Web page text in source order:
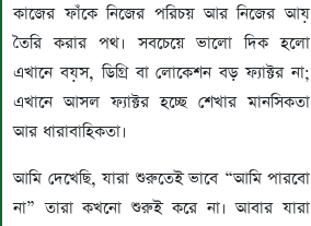
কাজের ফাঁকে নিজের পরিচয় আর নিজের আয়
তৈরি করার পথ। সবচেয়ে ভালো দিক হলো
এখানে বয়স, ডিগ্রি বা লোকেশন বড় ফ্যাক্টর না;
এখানে আসল ফ্যাক্টর হচ্ছে শেখার মানসিকতা
আর ধারাবাহিকতা।
আমি দেখেছি, যারা শুরুতেই ভাবে “আমি পারবো
না” তারা কখনো শুরুই করে না। আবার যারা